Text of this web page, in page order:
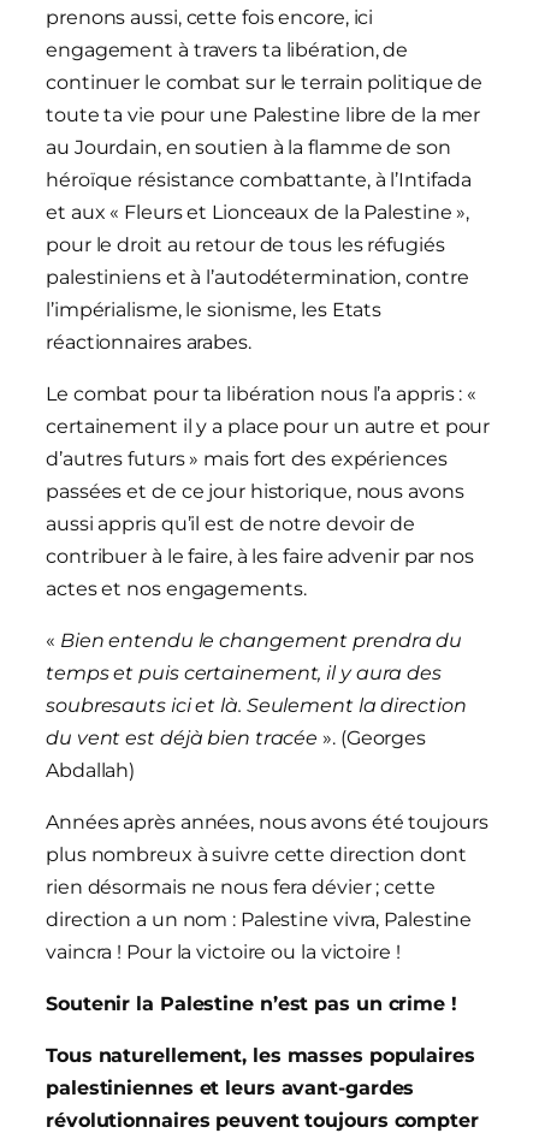
prenons aussi, cette fois encore, ici
engagement à travers ta libération, de
continuer le combat sur le terrain politique de
toute ta vie pour une Palestine libre de la mer
au Jourdain, en soutien à la flamme de son
héroïque résistance combattante, à l’Intifada
et aux « Fleurs et Lionceaux de la Palestine »,
pour le droit au retour de tous les réfugiés
palestiniens et à l’autodétermination, contre
l’impérialisme, le sionisme, les Etats
réactionnaires arabes.
Le combat pour ta libération nous l’a appris : «
certainement il y a place pour un autre et pour
d’autres futurs » mais fort des expériences
passées et de ce jour historique, nous avons
aussi appris qu’il est de notre devoir de
contribuer à le faire, à les faire advenir par nos
actes et nos engagements.
« Bien entendu le changement prendra du
temps et puis certainement, il y aura des
soubresauts ici et là. Seulement la direction
du vent est déjà bien tracée». (Georges
Abdallah)
Années après années, nous avons été toujours
plus nombreux à suivre cette direction dont
rien désormais ne nous fera dévier ; cette
direction a un nom : Palestine vivra, Palestine
vaincra ! Pour la victoire ou la victoire !
Soutenir la Palestine n’est pas un crime !
Tous naturellement, les masses populaires
palestiniennes et leurs avant-gardes
révolutionnaires peuvent toujours compter